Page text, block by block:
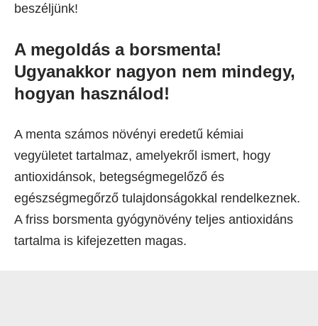
beszéljünk!
A megoldás a borsmenta!
Ugyanakkor nagyon nem mindegy,
hogyan használod!
A menta számos növényi eredetű kémiai
vegyületet tartalmaz, amelyekről ismert, hogy
antioxidánsok, betegségmegelőző és
egészségmegőrző tulajdonságokkal rendelkeznek.
A friss borsmenta gyógynövény teljes antioxidáns
tartalma is kifejezetten magas.